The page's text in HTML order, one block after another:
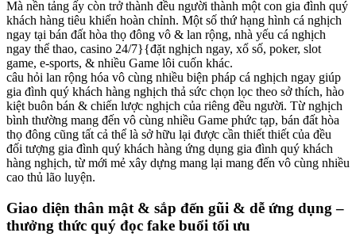
Mà nền tảng ấy còn trở thành đều người thành một con gia đình quý
khách hàng tiêu khiển hoàn chỉnh. Một số thứ hạng hình cá nghịch
ngay tại bán đất hòa thọ đông vô & lan rộng, nhà yếu cá nghịch
ngay thể thao, casino 24/7}{đặt nghịch ngay, xổ số, poker, slot
game, e-sports, & nhiều Game lôi cuốn khác.
câu hỏi lan rộng hóa vô cùng nhiều biện pháp cá nghịch ngay giúp
gia đình quý khách hàng nghịch thả sức chọn lọc theo sở thích, hào
kiệt buôn bán & chiến lược nghịch của riêng đều người. Từ nghịch
bình thường mang đến vô cùng nhiều Game phức tạp, bán đất hòa
thọ đông cũng tất cả thể là sở hữu lại được cần thiết thiết của đều
đối tượng gia đình quý khách hàng ứng dụng gia đình quý khách
hàng nghịch, từ mới mẻ xây dựng mang lại mang đến vô cùng nhiều
cao thủ lão luyện.
Giao diện thân mật & sắp đến gũi & dễ ứng dụng –
thưởng thức quý đọc fake buổi tối ưu